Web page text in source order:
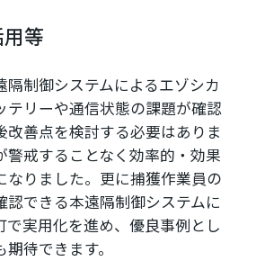
等
制御システムによるエゾシカ
テリーや通信状態の課題が確認
改善点を検討する必要はありま
警戒することなく効率的・効果
なりました。更に捕獲作業員の
認できる本遠隔制御システムに
で実用化を進め、優良事例とし
待できます。